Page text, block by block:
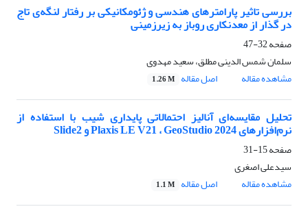
بررسی تاثیر پارامترهای هندسی و ژئومکانیکی بر رفتار لنگه‌ی تاج
در گذار از معدنکاری روباز به زیرزمینی
صفحه32-47
سلمان شمس الدینی مطلق، سعید مهدوی
مشاهده مقاله
اصل مقاله 1.26 M
تحلیل مقایسه‌ای آنالیز احتمالاتی پایداری شیب با استفاده از
نرم‌افزارهای Plaxis LE V21 ، GeoStudio 2024 و Slide2
صفحه15-31
سیدعلی اصغری
مشاهده مقاله
اصل مقاله 1.1 M